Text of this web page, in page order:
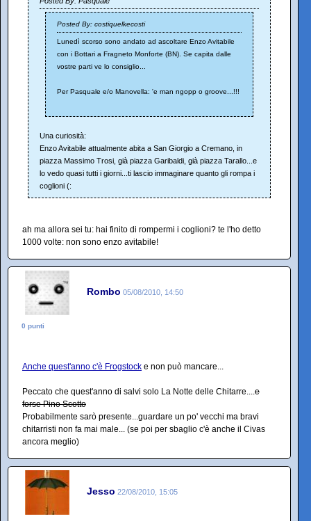
Posted By: costiquelkecosti
Lunedì scorso sono andato ad ascoltare Enzo Avitabile
con i Bottari a Fragneto Monforte (BN). Se capita dalle
vostre parti ve lo consiglio...
Per Pasquale e/o Manovella: 'e man ngopp o groove...!!!
Una curiosità:
Enzo Avitabile attualmente abita a San Giorgio a Cremano, in
piazza Massimo Trosi, già piazza Garibaldi, già piazza Tarallo...e
lo vedo quasi tutti i giorni...ti lascio immaginare quanto gli rompa i
coglioni (:
ah ma allora sei tu: hai finito di rompermi i coglioni? te l'ho detto
1000 volte: non sono enzo avitabile!
Rombo 05/08/2010, 14:50
0 punti
Anche quest'anno c'è Frogstock e non può mancare...
Peccato che quest'anno di salvi solo La Notte delle Chitarre....e
forse Pino Scotto
Probabilmente sarò presente...guardare un po' vecchi ma bravi
chitarristi non fa mai male... (se poi per sbaglio c'è anche il Civas
ancora meglio)
Jesso 22/08/2010, 15:05